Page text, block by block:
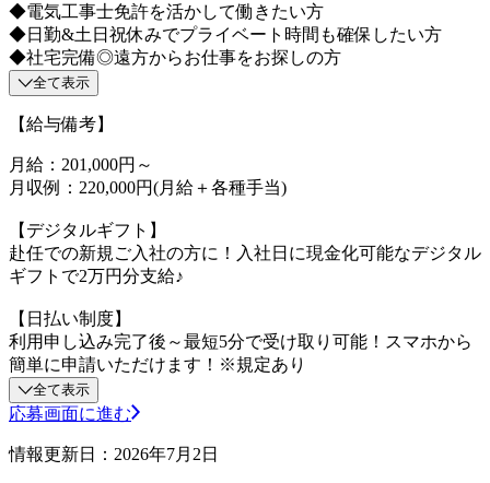
◆電気工事士免許を活かして働きたい方
◆日勤&土日祝休みでプライベート時間も確保したい方
◆社宅完備◎遠方からお仕事をお探しの方
全て表示
【給与備考】
月給：201,000円～
月収例：220,000円(月給＋各種手当)
【デジタルギフト】
赴任での新規ご入社の方に！入社日に現金化可能なデジタル
ギフトで2万円分支給♪
【日払い制度】
利用申し込み完了後～最短5分で受け取り可能！スマホから
簡単に申請いただけます！※規定あり
全て表示
応募画面に進む
情報更新日：2026年7月2日